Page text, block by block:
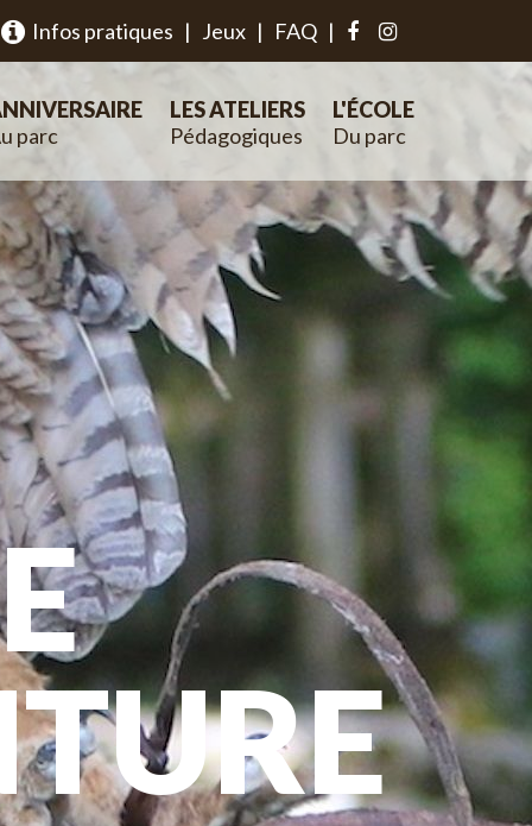
Infos pratiques | Jeux | FAQ |
parc
LES ATELIERS
Pédagogiques
L'ÉCOLE
Du parc